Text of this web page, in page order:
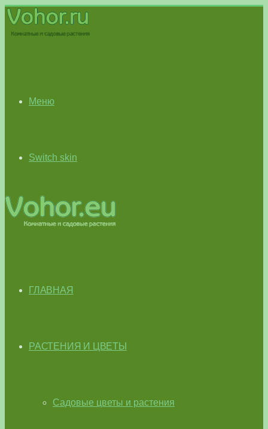
Меню
Switch skin
ГЛАВНАЯ
РАСТЕНИЯ И ЦВЕТЫ
Садовые цветы и растения